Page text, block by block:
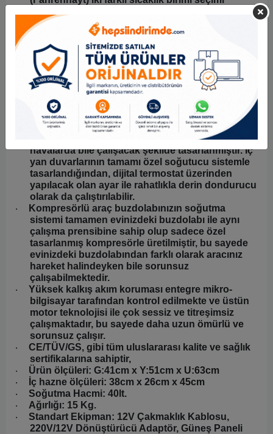
PROFESYONEL DERİN DONDURUCU
Tüm gıda ve içeceklerinizi -20⁰ dereceye kadar
soğutma ve dondurabilme imkânı,
İç ve dış kasada bulunan özel yalıtım sayesinde
dondurulmuş gıdaların çözülmeden uzun süre
ısısını koruyabilme imkânı,
ECO veya MAX seçenekleri ile soğutucunuzu
daha verimli kullanabilir elektrik tasarrufu
sağlanabilir.
ACOPOWER araç buzdolabı soğutucu ve
dondurucu olarak üstün performansla açık/sıcak
havalarda bile çalışacak şekilde tasarlanmıştır. İç
yan duvarlarının tamamı özel soğutucu sistemle
tasarlandığından, dijital termostat üzerinden
yapılacak olan ayar ile rahatlıkla derin dondurucu
olarak da çalıştırılabilir.
·
Kompresörlü araç buzdolabınızın soğutma
sistemi tamamen evinizdeki buzdolabı ile aynı
çalışma prensibine sahip olup sadece özel
tasarlanmış kompresörle üretilmiştir, bu sayede
evinizdeki buzdolabından farklı olarak aracınız
hareket halindeyken bile sorunsuz
çalışabilmektedir.
·
Yüksek kalkış akım koruması entegre mikro-
bilgisayar tarafından kontrol edilmekte ve üstün
motor teknolojisi ile çok sessiz ve titreşimsiz
çalışmaktadır, bu sayede daha uzun ömürlü ve
sorunsuz çalışır.
·
CE/TÜV/GS, gibi tüm uluslararası kalite ve sağlık
sertifikalarına sahiptir,
· Ürün ölçüleri: G:41cm x Y:51cm x U:63cm
· İç hazne ölçüleri: 38cm x 26cm x 45cm
· Soğutma Hacmi: 40lt.
· Ağırlığı: 15 Kg.
·
Standart Ekipman: 12V Çakmaklık Kablosu,
220V/12V Dönüştürücü Adaptör, Güneş Paneli